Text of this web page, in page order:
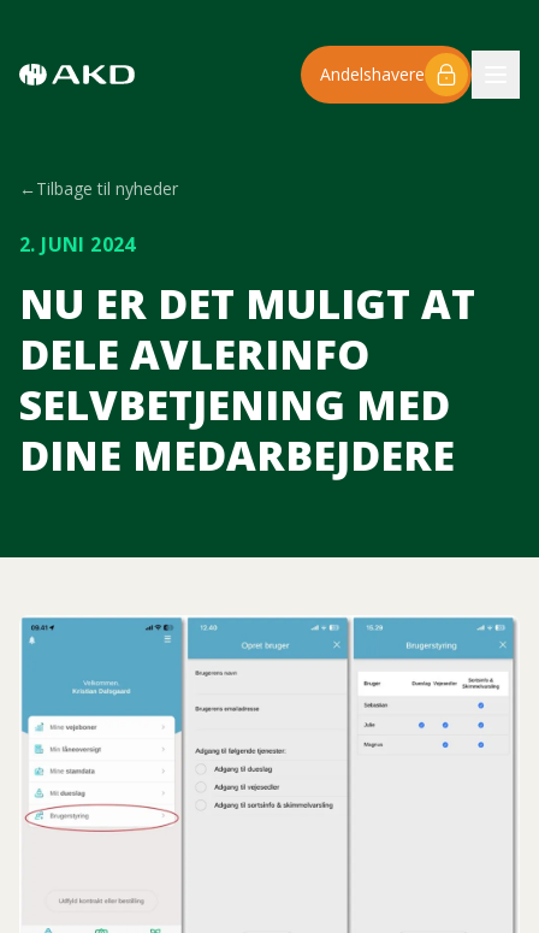
Andelshavere
←Tilbage til nyheder
2. JUNI 2024
NU ER DET MULIGT AT
DELE AVLERINFO
SELVBETJENING MED
DINE MEDARBEJDERE